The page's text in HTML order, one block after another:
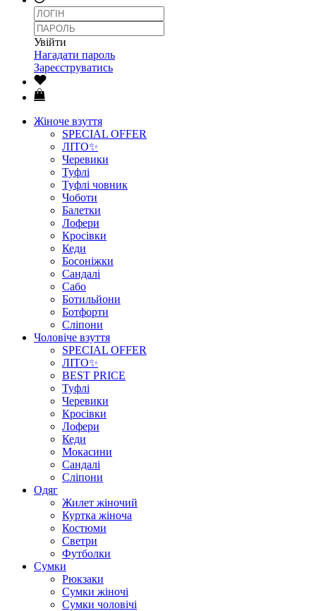
Увійти
Нагадати пароль
Зареєструватись
Жіноче взуття
SPECIAL OFFER
ЛІТО✨
Черевики
Туфлі
Туфлі човник
Чоботи
Балетки
Лофери
Кросівки
Кеди
Босоніжки
Сандалі
Сабо
Ботильйони
Ботфорти
Сліпони
Чоловіче взуття
SPECIAL OFFER
ЛІТО✨
BEST PRICE
Туфлі
Черевики
Кросівки
Лофери
Кеди
Мокасини
Сандалі
Сліпони
Одяг
Жилет жіночий
Куртка жіноча
Костюми
Светри
Футболки
Сумки
Рюкзаки
Сумки жіночі
Сумки чоловічі